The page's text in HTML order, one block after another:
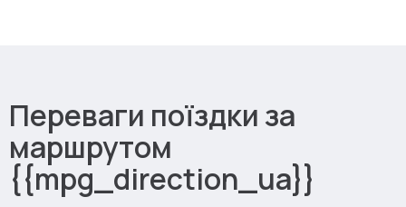
Переваги поїздки за
маршрутом
{{mpg_direction_ua}}